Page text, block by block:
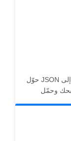
حوّل JSON إلى TIFF دون أي برنامج متخصص. ارفع الملف